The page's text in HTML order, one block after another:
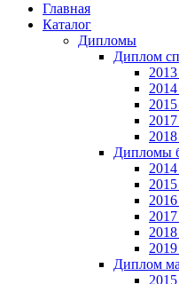
Главная
Каталог
Дипломы
Диплом
Дипломы
Диплом